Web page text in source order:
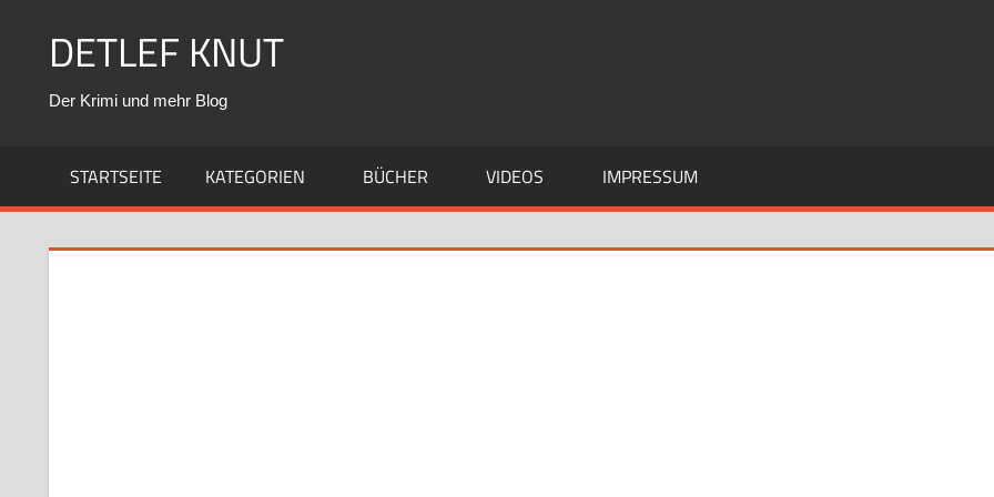
DETLEF KNUT
Der Krimi und mehr Blog
STARTSEITE KATEGORIEN BÜCHER VIDEOS IMPRESSUM